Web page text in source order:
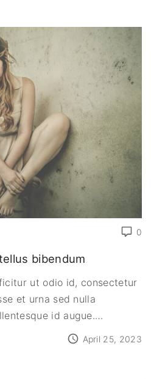
0
bibendum
ut odio id, consectetur
et urna sed nulla
id augue.…
April 25, 2023